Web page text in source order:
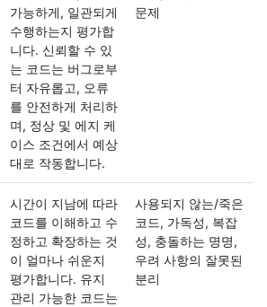
가능하게, 일관되게
수행하는지 평가합
니다. 신뢰할 수 있
는 코드는 버그로부
터 자유롭고, 오류
를 안전하게 처리하
며, 정상 및 에지 케
이스 조건에서 예상
대로 작동합니다.
문제
시간이 지남에 따라
코드를 이해하고 수
정하고 확장하는 것
이 얼마나 쉬운지
평가합니다. 유지
관리 가능한 코드는
사용되지 않는/죽은
코드, 가독성, 복잡
성, 충돌하는 명명,
우려 사항의 잘못된
분리